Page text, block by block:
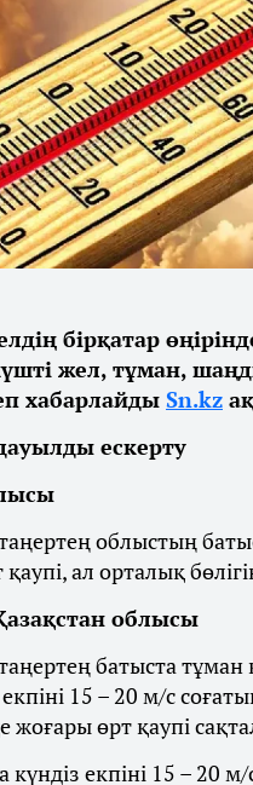
бірқатар
жел, тұман,
хабарлайды Sn.kz
ескерту
облыстың
ал орталық
облысы
батыста тұман
15 – 20 м/с
жоғары өрт қаупі
екпіні 15 – 20